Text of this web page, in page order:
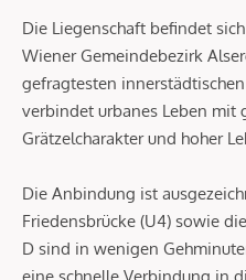
Die Liegenschaft befindet
Wiener Gemeindebezirk
gefragtesten
verbindet urbanes Leben mit
Grätzelcharakter und hoher
Die Anbindung ist
Friedensbrücke (U4) sowie
D sind in wenigen